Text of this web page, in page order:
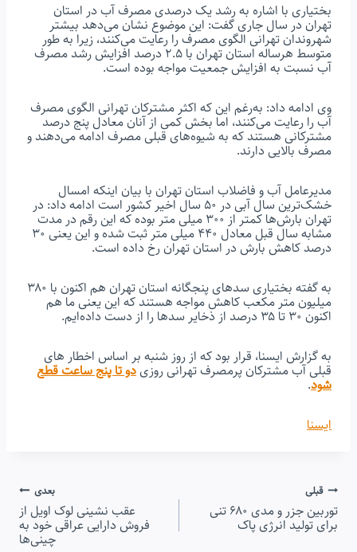
بختیاری با اشاره به رشد یک درصدی مصرف آب در استان
تهران در سال جاری گفت: این موضوع نشان می‌دهد بیشتر
شهروندان تهرانی الگوی مصرف را رعایت می‌کنند، زیرا به طور
متوسط هرساله استان تهران با ۲.۵ درصد افزایش رشد مصرف
آب نسبت به افزایش جمعیت مواجه بوده است.
وی ادامه داد: به‌رغم این که اکثر مشترکان تهرانی الگوی مصرف
آب را رعایت می‌کنند، اما بخش کمی از آنان معادل پنج درصد
مشترکانی هستند که به شیوه‌های قبلی مصرف ادامه می‌دهند و
مصرف بالایی دارند.
مدیرعامل آب و فاضلاب استان تهران با بیان اینکه امسال
خشک‌ترین سال آبی در ۵۰ سال اخیر کشور است ادامه داد: در
تهران بارش‌ها کمتر از ۳۰۰ میلی متر بوده که این رقم در مدت
مشابه سال قبل معادل ۴۴۰ میلی متر ثبت شده و این یعنی ۳۰
درصد کاهش بارش در استان تهران رخ داده است.
به گفته بختیاری سدهای پنجگانه استان تهران هم اکنون با ۳۸۰
میلیون متر مکعب کاهش مواجه هستند که این یعنی ما هم
اکنون ۳۰ تا ۳۵ درصد از ذخایر سدها را از دست داده‌ایم.
به گزارش ایسنا، قرار بود که از روز شنبه بر اساس اخطار های
قبلی آب مشترکان پرمصرف تهرانی روزی دو تا پنج ساعت قطع
شود.
ایسنا
راهبری
نوشته
قبلی
توربین جزر و مدی ۶۸۰ تنی
برای تولید انرژی پاک
بعدی
عقب نشینی لوک اویل از
فروش دارایی عراقی خود به
چینی‌ها